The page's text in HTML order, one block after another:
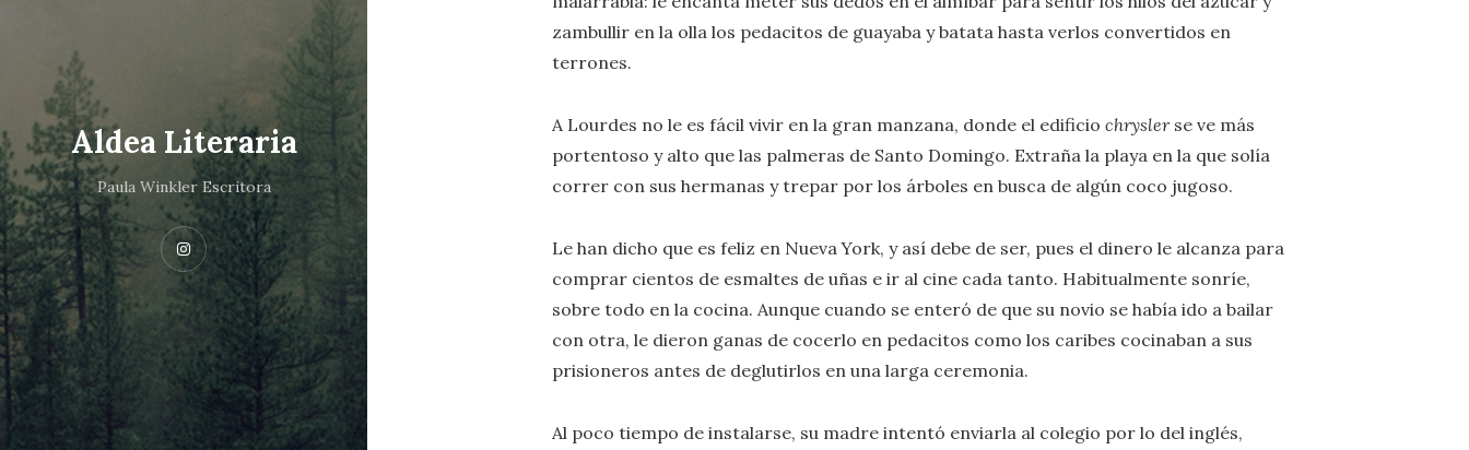
Aldea Literaria
Paula Winkler Escritora
zambullir en la olla los pedacitos de guayaba y batata hasta verlos convertidos en
terrones.
A Lourdes no le es fácil vivir en la gran manzana, donde el edificio chryslerse ve más
portentoso y alto que las palmeras de Santo Domingo. Extraña la playa en la que solía
correr con sus hermanas y trepar por los árboles en busca de algún coco jugoso.
Le han dicho que es feliz en Nueva York, y así debe de ser, pues el dinero le alcanza para
comprar cientos de esmaltes de uñas e ir al cine cada tanto. Habitualmente sonríe,
sobre todo en la cocina. Aunque cuando se enteró de que su novio se había ido a bailar
con otra, le dieron ganas de cocerlo en pedacitos como los caribes cocinaban a sus
prisioneros antes de deglutirlos en una larga ceremonia.
Al poco tiempo de instalarse, su madre intentó enviarla al colegio por lo del inglés,